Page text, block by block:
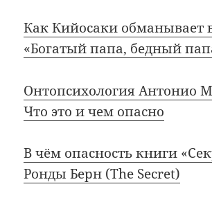
Как Кийосаки обманывает
«Богатый папа, бедный
Онтопсихология Антонио
Что это и чем опасно
В чём опасность книги
Ронды Берн (The Secret)